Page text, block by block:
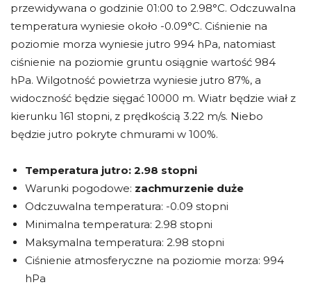
przewidywana o godzinie 01:00 to 2.98°C. Odczuwalna
temperatura wyniesie około -0.09°C. Ciśnienie na
poziomie morza wyniesie jutro 994 hPa, natomiast
ciśnienie na poziomie gruntu osiągnie wartość 984
hPa. Wilgotność powietrza wyniesie jutro 87%, a
widoczność będzie sięgać 10000 m. Wiatr będzie wiał z
kierunku 161 stopni, z prędkością 3.22 m/s. Niebo
będzie jutro pokryte chmurami w 100%.
Temperatura jutro: 2.98 stopni
Warunki pogodowe: zachmurzenie duże
Odczuwalna temperatura: -0.09 stopni
Minimalna temperatura: 2.98 stopni
Maksymalna temperatura: 2.98 stopni
Ciśnienie atmosferyczne na poziomie morza: 994
hPa